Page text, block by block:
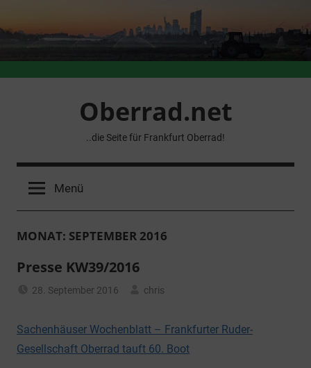
Inhalt
springen
Oberrad.net
..die Seite für Frankfurt Oberrad!
Menü
MONAT: SEPTEMBER 2016
Presse KW39/2016
28. September 2016
chris
Sachenhäuser Wochenblatt – Frankfurter Ruder-
Gesellschaft Oberrad tauft 60. Boot